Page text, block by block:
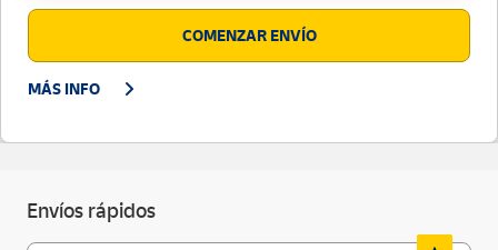
COMENZAR ENVÍO
MÁS INFO
Envíos rápidos